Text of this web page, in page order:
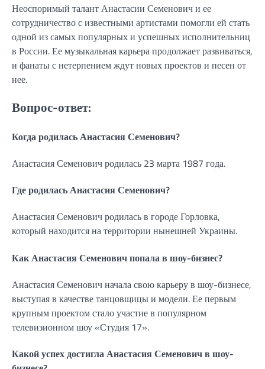
Неоспоримый талант Анастасии Семенович и ее
сотрудничество с известными артистами помогли ей стать
одной из самых популярных и успешных исполнительниц
в России. Ее музыкальная карьера продолжает развиваться,
и фанаты с нетерпением ждут новых проектов и песен от
нее.
Вопрос-ответ:
Когда родилась Анастасия Семенович?
Анастасия Семенович родилась 23 марта 1987 года.
Где родилась Анастасия Семенович?
Анастасия Семенович родилась в городе Горловка,
который находится на территории нынешней Украины.
Как Анастасия Семенович попала в шоу-бизнес?
Анастасия Семенович начала свою карьеру в шоу-бизнесе,
выступая в качестве танцовщицы и модели. Ее первым
крупным проектом стало участие в популярном
телевизионном шоу «Студия 17».
Какой успех достигла Анастасия Семенович в шоу-